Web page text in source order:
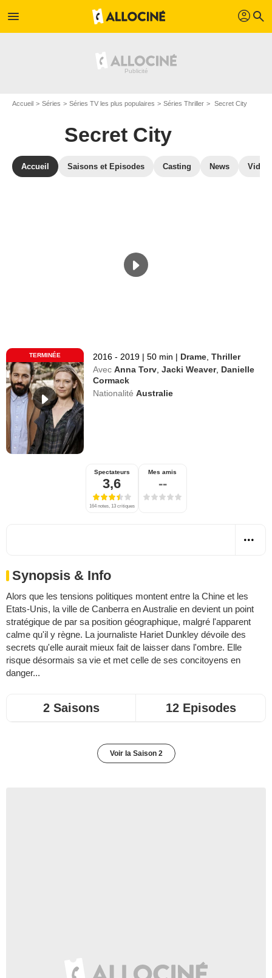
menu profil search
Accueil Séries Séries TV les plus populaires Séries Thriller Secret City
Secret City
Accueil Saisons et Episodes Casting News
TERMINÉE 2016 - 2019 | 50 min | Drame ,Thriller
Avec Anna Torv ,Jacki Weaver, Danielle
Cormack
Nationalité Australie
Spectateurs
3,6
164 notes, 13 critiques
Mes amis
--
Synopsis & Info
Alors que les tensions politiques montent entre la Chine et les
Etats-Unis, la ville de Canberra en Australie en devient un point
stratégique de par sa position géographique, malgré l'apparent
calme qu'il y règne. La journaliste Hariet Dunkley dévoile des
secrets qu'elle aurait mieux fait de laisser dans l'ombre. Elle
risque désormais sa vie et met celle de ses concitoyens en
danger...
2 Saisons 12 Episodes
Voir la Saison 2